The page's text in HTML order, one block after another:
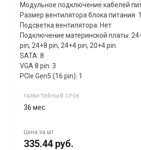
Модульное подключение кабелей
Размер вентилятора блока питания:
Подсветка вентилятора: Нет
Подключение материнской платы:
pin, 24+8 pin, 24+4 pin, 20+4 pin
SATA: 8
VGA 8 pin: 3
PCIe Gen5 (16 pin): 1
ГАРАНТИЙНЫЙ СРОК
36 мес.
Цена за шт
335.44 руб.